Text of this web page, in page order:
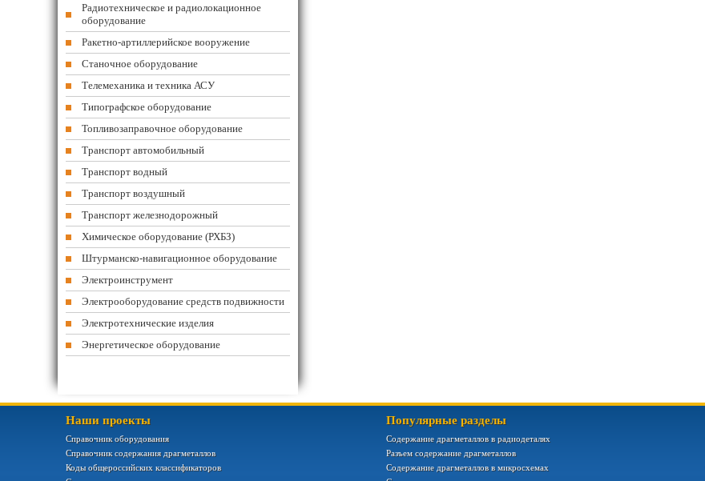
Радиотехническое и радиолокационное
оборудование
Ракетно-артиллерийское вооружение
Станочное оборудование
Телемеханика и техника АСУ
Типографское оборудование
Топливозаправочное оборудование
Транспорт автомобильный
Транспорт водный
Транспорт воздушный
Транспорт железнодорожный
Химическое оборудование (РХБЗ)
Штурманско-навигационное оборудование
Электроинструмент
Электрооборудование средств подвижности
Электротехнические изделия
Энергетическое оборудование
Наши проекты
Справочник оборудования
Справочник содержания драгметаллов
Коды общероссийских классификаторов
Популярные разделы
Содержание драгметаллов в радиодеталях
Разъем содержание драгметаллов
Содержание драгметаллов в микросхемах